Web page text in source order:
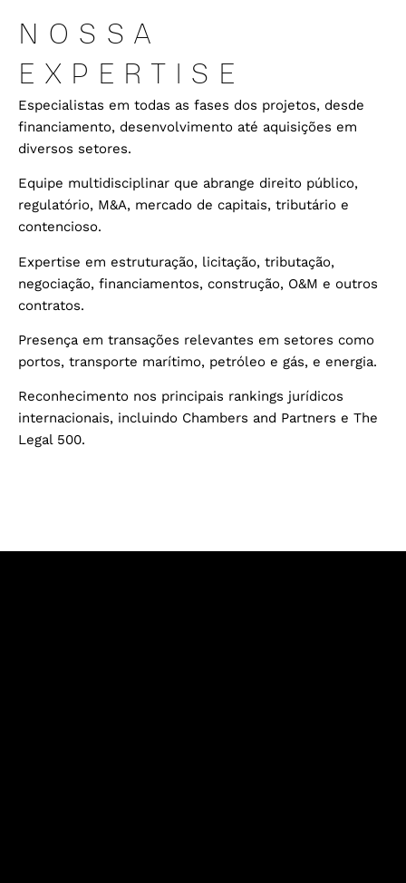
NOSSA
EXPERTISE
Especialistas em todas as fases dos projetos, desde
financiamento, desenvolvimento até aquisições em
diversos setores.
Equipe multidisciplinar que abrange direito público,
regulatório, M&A, mercado de capitais, tributário e
contencioso.
Expertise em estruturação, licitação, tributação,
negociação, financiamentos, construção, O&M e outros
contratos.
Presença em transações relevantes em setores como
portos, transporte marítimo, petróleo e gás, e energia.
Reconhecimento nos principais rankings jurídicos
internacionais, incluindo Chambers and Partners e The
Legal 500.